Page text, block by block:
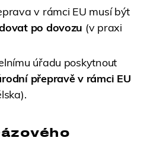
v rámci EU musí být
po dovozu (v praxi
úřadu poskytnout
přepravě v rámci EU